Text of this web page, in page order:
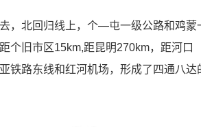
，北回归线上，个—屯一级公路和鸡蒙
个旧市区15km,距昆明270km，距河口
铁路东线和红河机场，形成了四通八达